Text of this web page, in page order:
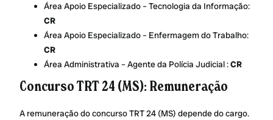
Área Apoio Especializado – Tecnologia da Informação:
CR
Área Apoio Especializado – Enfermagem do Trabalho:
CR
Área Administrativa – Agente da Polícia Judicial :CR
Concurso TRT 24 (MS): Remuneração
A remuneração do concurso TRT 24 (MS) depende do cargo.